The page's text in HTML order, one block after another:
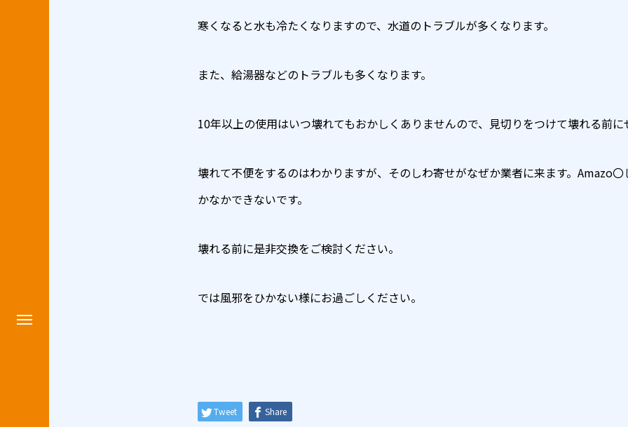
寒くなると水も冷たくなりますので、水道のトラブルが多くなります。
また、給湯器などのトラブルも多くなります。
10年以上の使用はいつ壊れてもおかしくありませんので、見切りをつけて壊れる前に
壊れて不便をするのはわかりますが、そのしわ寄せがなぜか業者に来ます。Amazo
かなかできないです。
壊れる前に是非交換をご検討ください。
では風邪をひかない様にお過ごしください。
Tweet Share